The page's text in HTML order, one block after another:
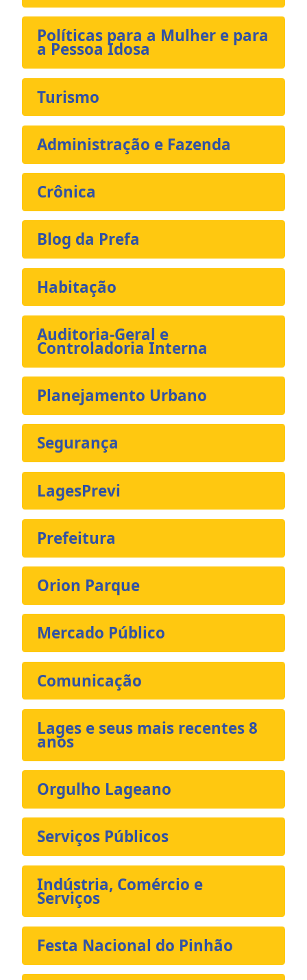
Políticas para a Mulher e para
a Pessoa Idosa
Turismo
Administração e Fazenda
Crônica
Blog da Prefa
Habitação
Auditoria-Geral e
Controladoria Interna
Planejamento Urbano
Segurança
LagesPrevi
Prefeitura
Orion Parque
Mercado Público
Comunicação
Lages e seus mais recentes 8
anos
Orgulho Lageano
Serviços Públicos
Indústria, Comércio e
Serviços
Festa Nacional do Pinhão